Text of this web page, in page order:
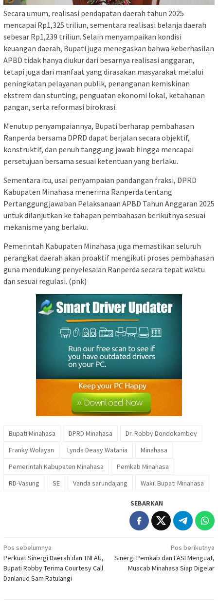
Secara umum, realisasi pendapatan daerah tahun 2025
mencapai Rp1,325 triliun, sementara realisasi belanja daerah
sebesar Rp1,239 triliun. Selain menyampaikan kondisi
keuangan daerah, Bupati juga menegaskan bahwa keberhasilan
APBD tidak hanya diukur dari besarnya realisasi anggaran,
tetapi juga dari manfaat yang dirasakan masyarakat melalui
peningkatan pelayanan publik, penanganan kemiskinan
ekstrem dan stunting, penguatan ekonomi lokal, ketahanan
pangan, serta reformasi birokrasi.
Menutup penyampaiannya, Bupati berharap pembahasan
Ranperda bersama DPRD dapat berjalan secara objektif,
konstruktif, dan penuh tanggung jawab hingga mencapai
persetujuan bersama sesuai ketentuan yang berlaku.
Sementara itu, usai penyampaian pandangan fraksi, DPRD
Kabupaten Minahasa menerima Ranperda tentang
Pertanggungjawaban Pelaksanaan APBD Tahun Anggaran 2025
untuk dilanjutkan ke tahapan pembahasan berikutnya sesuai
mekanisme yang berlaku.
Pemerintah Kabupaten Minahasa juga memastikan seluruh
perangkat daerah akan proaktif mengikuti proses pembahasan
guna mendukung penyelesaian Ranperda secara tepat waktu
dan sesuai regulasi. (pnk)
Bupati Minahasa DPRD Minahasa
Dr. Robby Dondokambey
Franky Wolayan
Lynda Deasy Watania
Minahasa
Pemerintah Kabupaten Minahasa
Pemkab Minahasa
RD-Vasung
SE Vanda sarundajang Wakil Bupati Minahasa
SEBARKAN
Navigasi
pos
Pos sebelumnya
Perkuat Sinergi Daerah dan TNI AU,
Bupati Robby Terima Courtesy Call
Danlanud Sam Ratulangi
Pos berikutnya
Sinergi Pemkab dan FASI Menguat,
Muscab Minahasa Siap Digelar